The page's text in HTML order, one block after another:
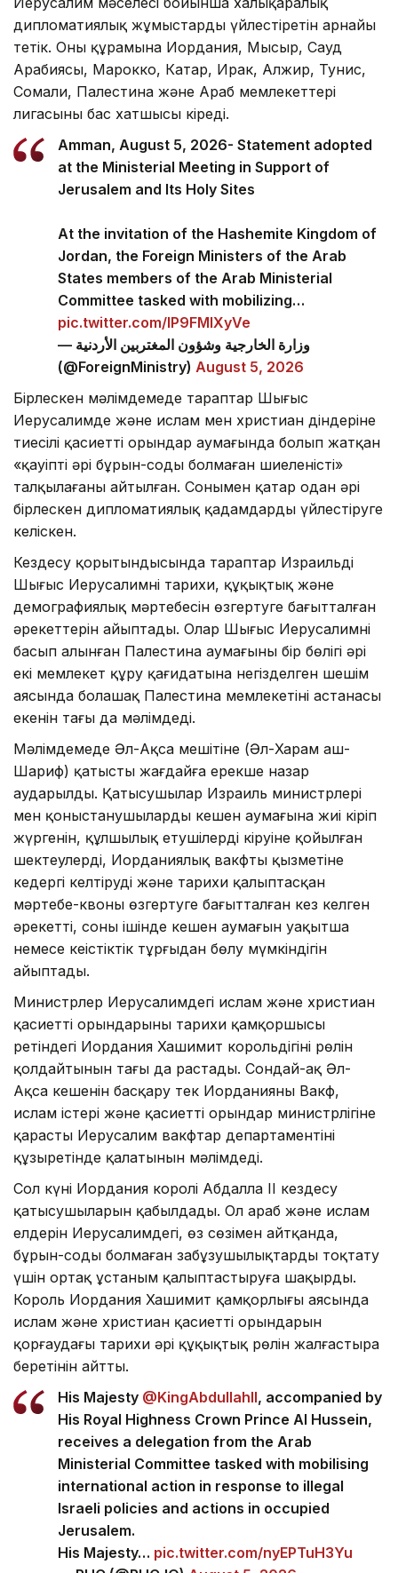
дипломатиялық жұмыстарды үйлестіретін арнайы
тетік. Оның құрамына Иордания, Мысыр, Сауд
Арабиясы, Марокко, Катар, Ирак, Алжир, Тунис,
Сомали, Палестина және Араб мемлекеттері
лигасының бас хатшысы кіреді.
Amman, August 5, 2026- Statement adopted
at the Ministerial Meeting in Support of
Jerusalem and Its Holy Sites
At the invitation of the Hashemite Kingdom of
Jordan, the Foreign Ministers of the Arab
States members of the Arab Ministerial
Committee tasked with mobilizing…
pic.twitter.com/lP9FMlXyVe
— وزارة الخارجية وشؤون المغتربين الأردنية
(@ForeignMinistry) August 5, 2026
Бірлескен мәлімдемеде тараптар Шығыс
Иерусалимде және ислам мен христиан діндеріне
тиесілі қасиетті орындар аумағында болып жатқан
«қауіпті әрі бұрын-соңды болмаған шиеленісті»
талқылағаны айтылған. Сонымен қатар одан әрі
бірлескен дипломатиялық қадамдарды үйлестіруге
келіскен.
Кездесу қорытындысында тараптар Израильдің
Шығыс Иерусалимнің тарихи, құқықтық және
демографиялық мәртебесін өзгертуге бағытталған
әрекеттерін айыптады. Олар Шығыс Иерусалимнің
басып алынған Палестина аумағының бір бөлігі әрі
екі мемлекет құру қағидатына негізделген шешім
аясында болашақ Палестина мемлекетінің астанасы
екенін тағы да мәлімдеді.
Мәлімдемеде Әл-Ақса мешітіне (Әл-Харам аш-
Шариф) қатысты жағдайға ерекше назар
аударылды. Қатысушылар Израиль министрлері
мен қоныстанушылардың кешен аумағына жиі кіріп
жүргенін, құлшылық етушілердің кіруіне қойылған
шектеулерді, Иорданиялық вакфтың қызметіне
кедергі келтіруді және тарихи қалыптасқан
мәртебе-квоны өзгертуге бағытталған кез келген
әрекетті, соның ішінде кешен аумағын уақытша
немесе кеңістіктік тұрғыдан бөлу мүмкіндігін
айыптады.
Министрлер Иерусалимдегі ислам және христиан
қасиетті орындарының тарихи қамқоршысы
ретіндегі Иордания Хашимит корольдігінің рөлін
қолдайтынын тағы да растады. Сондай-ақ Әл-
Ақса кешенін басқару тек Иорданияның Вакф,
ислам істері және қасиетті орындар министрлігіне
қарасты Иерусалим вакфтар департаментінің
құзыретінде қалатынын мәлімдеді.
Сол күні Иордания королі Абдалла II кездесу
қатысушыларын қабылдады. Ол араб және ислам
елдерін Иерусалимдегі, өз сөзімен айтқанда,
бұрын-соңды болмаған заңбұзушылықтарды тоқтату
үшін ортақ ұстаным қалыптастыруға шақырды.
Король Иордания Хашимит қамқорлығы аясында
ислам және христиан қасиетті орындарын
қорғаудағы тарихи әрі құқықтық рөлін жалғастыра
беретінін айтты.
His Majesty @KingAbdullahII, accompanied by
His Royal Highness Crown Prince Al Hussein,
receives a delegation from the Arab
Ministerial Committee tasked with mobilising
international action in response to illegal
Israeli policies and actions in occupied
Jerusalem.
His Majesty… pic.twitter.com/nyEPTuH3Yu